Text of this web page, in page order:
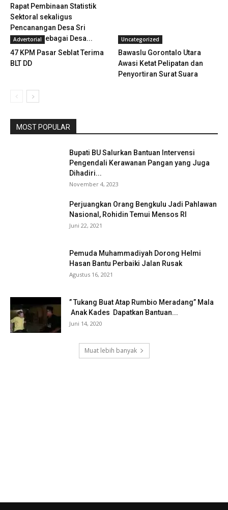
Rapat Pembinaan Statistik
Sektoral sekaligus
Pencanangan Desa Sri
Kuncoro Sebagai Desa...
Advertorial
47 KPM Pasar Seblat Terima
BLT DD
Uncategorized
Bawaslu Gorontalo Utara
Awasi Ketat Pelipatan dan
Penyortiran Surat Suara
MOST POPULAR
Bupati BU Salurkan Bantuan Intervensi
Pengendali Kerawanan Pangan yang Juga
Dihadiri...
November 4, 2023
Perjuangkan Orang Bengkulu Jadi Pahlawan
Nasional, Rohidin Temui Mensos RI
Juni 22, 2021
Pemuda Muhammadiyah Dorong Helmi
Hasan Bantu Perbaiki Jalan Rusak
Agustus 16, 2021
” Tukang Buat Atap Rumbio Meradang” Mala
Anak Kades Dapatkan Bantuan...
Juni 14, 2020
Muat lebih banyak